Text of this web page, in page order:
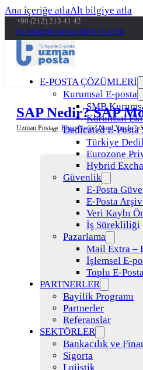
Ana içeriğe atlaAlt bilgiye atla
+90 (212) 213 41 42
BLOGKURUMSALBİZE ULAŞIN
E-POSTA ÇÖZÜMLERİ
Kurumsal E-posta
SMB
Kurumsal
Dedicated E-Posta
Türkiye
Eurozone
Hybrid
Güvenlik
E-Posta
E-Posta
Veri Kaybı
İş Sürekliliği
Pazarlama
Mail Extra –
İşlemsel E-
Toplu E-
PARTNERLER
Bayilik Programı
Partnerler
Referanslar
SEKTÖRLER
Bankacılık ve
Sigorta
Lojistik
SAP Nedir? SAP
Uzman Posta » Blog Nedir? Nasıl Yapılır?